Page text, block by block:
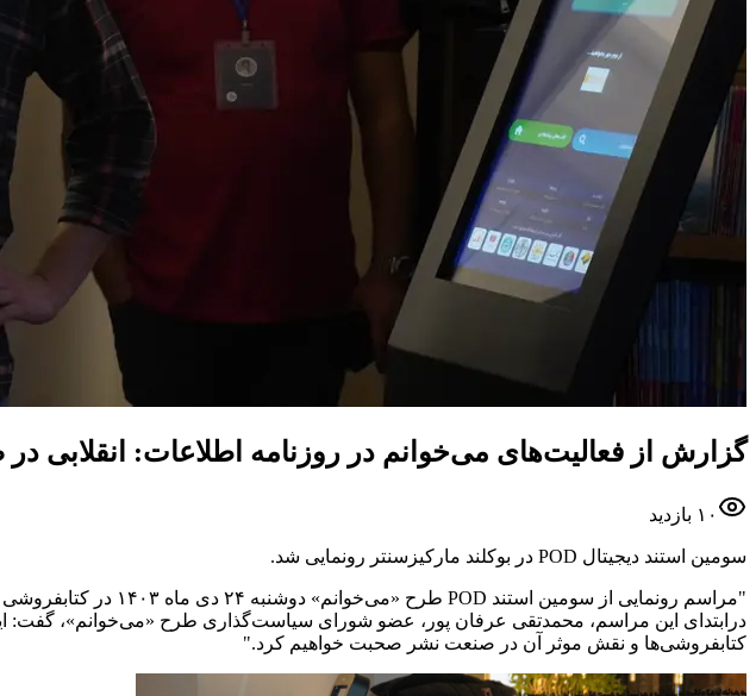
گزارش از فعالیت‌های می‌خوانم در روزنامه اطلاعات: انقلابی
۱۰ بازدید
سومین استند دیجیتال POD در بوکلند مارکیزسنتر رونمایی شد.
"مراسم رونمایی از سومین استند POD طرح «می‌خوانم» دوشنبه ۲۴ دی ماه ۱۴۰۳ در کتابفروشی بوکلند مارکیزسنتر با حضور جمعی از ناشران و کتابفروشان و اهالی فرهنگ برگزار شد.
درابتدای این مراسم، محمدتقی عرفان پور، عضو شورای سیاست‌گذاری طرح «می‌خوانم»،
کتابفروشی‌ها و نقش موثر آن در صنعت نشر صحبت خواهیم کرد."